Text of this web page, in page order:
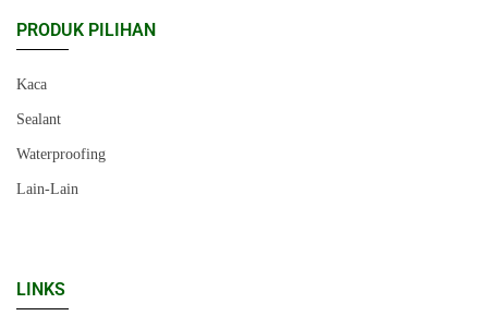
PRODUK PILIHAN
Kaca
Sealant
Waterproofing
Lain-Lain
LINKS